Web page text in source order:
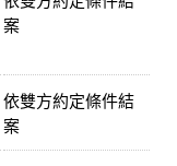
案
依雙方約定條件結
案